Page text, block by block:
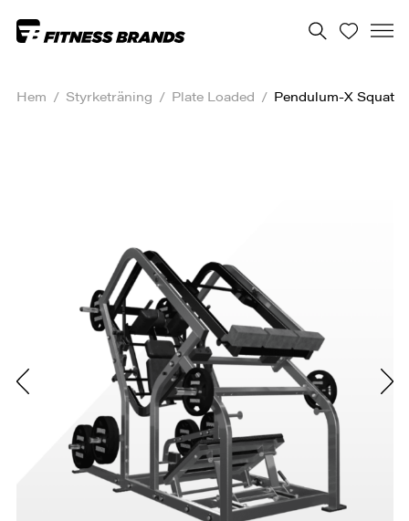
Hem / Styrketräning / Plate Loaded / Pendulum-X Squat